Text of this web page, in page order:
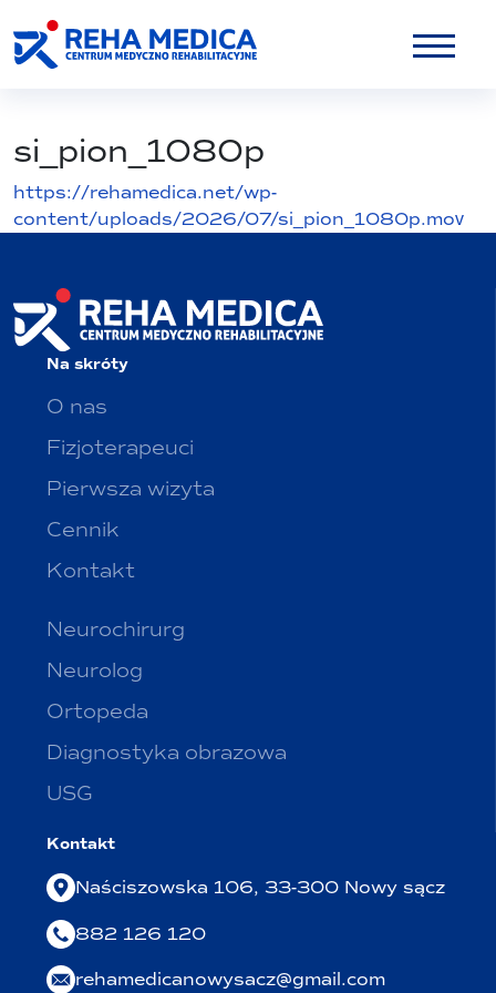
si_pion_1080p
https://rehamedica.net/wp-
content/uploads/2026/07/si_pion_1080p.mov
Na skróty
O nas
Fizjoterapeuci
Pierwsza wizyta
Cennik
Kontakt
Neurochirurg
Neurolog
Ortopeda
Diagnostyka obrazowa
USG
Kontakt
Naściszowska 106, 33-300 Nowy sącz
882 126 120
rehamedicanowysacz@gmail.com